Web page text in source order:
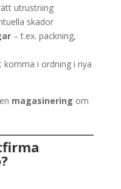
utrustning
skador
– t.ex. packning,
komma i ordning i nya
magasinering om